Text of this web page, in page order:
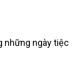
những ngày tiệc